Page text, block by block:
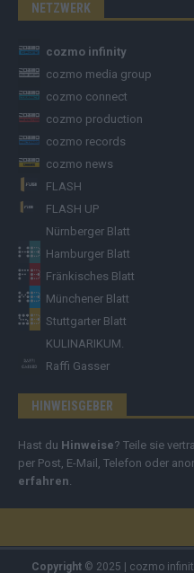
NETZWERK
cozmo infinity
cozmo media group
cozmo connect
cozmo production
cozmo records
cozmo news
FLASH
FLASH UP
Nürnberger Blatt
Hamburger Blatt
Fränkisches Blatt
Münchener Blatt
Stuttgarter Blatt
KULINARIKUM.
Raffi Gasser
HINWEISGEBER
Hast du Hinweise? Teile sie
per Post, E-Mail, Telefon oder
erfahren.
Copyright© 2025 | cozmo